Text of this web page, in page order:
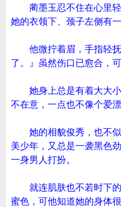
蔺墨玉忍不住在心里轻
她的衣领下、颈子左侧有一
他微拧着眉，手指轻抚
了。』虽然伤口已愈合，
她身上总是有着大大小
不在意，一点也不像个爱漂
她的相貌俊秀，也不似
美少年，又总是一袭黑色
一身男人打扮。
就连肌肤也不若时下的
蜜色，可他知道她的身体很